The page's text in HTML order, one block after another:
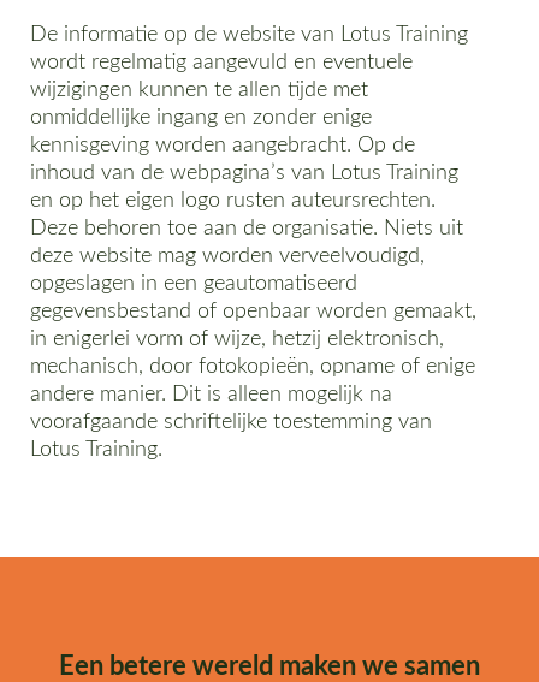
De informatie op de website van Lotus Training
wordt regelmatig aangevuld en eventuele
wijzigingen kunnen te allen tijde met
onmiddellijke ingang en zonder enige
kennisgeving worden aangebracht. Op de
inhoud van de webpagina’s van Lotus Training
en op het eigen logo rusten auteursrechten.
Deze behoren toe aan de organisatie. Niets uit
deze website mag worden verveelvoudigd,
opgeslagen in een geautomatiseerd
gegevensbestand of openbaar worden gemaakt,
in enigerlei vorm of wijze, hetzij elektronisch,
mechanisch, door fotokopieën, opname of enige
andere manier. Dit is alleen mogelijk na
voorafgaande schriftelijke toestemming van
Lotus Training.
Een betere wereld maken we samen